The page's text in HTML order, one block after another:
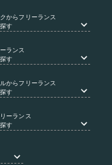
からフリーランス
す
ランス
す
からフリーランス
す
ーランス
す